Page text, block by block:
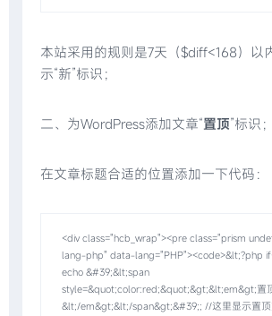
本站采用的规则是7天（$diff<168）以
示“新”标识；
二、为WordPress添加文章“置顶”标识；
在文章标题合适的位置添加一下代码：
<div class="hcb_wrap"><pre class="prism
lang-php" data-lang="PHP"><code>&lt;?php if(
echo &#39;&lt;span
style=&quot;color:red;&quot;&gt;&lt;em&gt;置
&lt;/em&gt;&lt;/span&gt;&#39;; //这里显示置顶